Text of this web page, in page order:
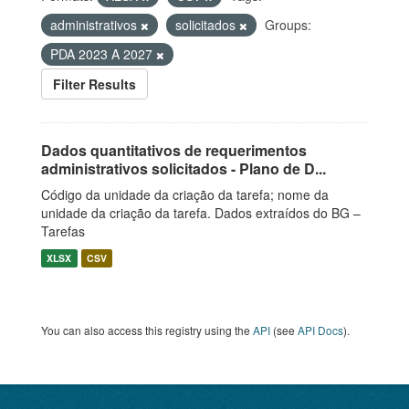
administrativos
solicitados
Groups:
PDA 2023 A 2027
Filter Results
Dados quantitativos de requerimentos
administrativos solicitados - Plano de D...
Código da unidade da criação da tarefa; nome da
unidade da criação da tarefa. Dados extraídos do BG –
Tarefas
XLSX CSV
You can also access this registry using the API (see API Docs).